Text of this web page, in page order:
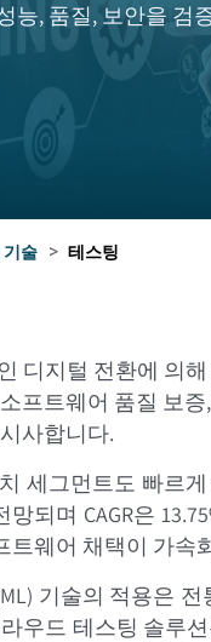
능, 품질, 보안을 검
기술 > 테스팅
디지털 전환에 의
프트웨어 품질 보
사합니다.
세그먼트도 빠르게
되며 CAGR은
트웨어 채택이 가속
기술의 적용은
우드 테스팅 솔루